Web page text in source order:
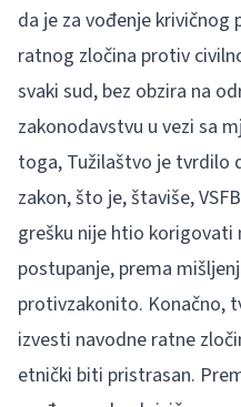
da je za vođenje
ratnog zločina protiv
svaki sud, bez obzira na
zakonodavstvu u vezi sa
toga, Tužilaštvo je tvrdilo
zakon, što je, štaviše,
grešku nije htio
postupanje, prema
protivzakonito. Konačno,
izvesti navodne ratne
etnički biti pristrasan.